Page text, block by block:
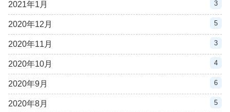
2021年1月 3
2020年12月 5
2020年11月 3
2020年10月 4
2020年9月 6
2020年8月 5